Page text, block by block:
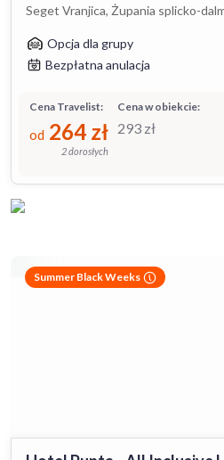
Seget Vranjica, Żupania splicko-
Opcja dla grupy
Bezpłatna anulacja
Cena w obiekcie:
293 zł
Cena Travelist:
od 264 zł
2 dorosłych
Summer Black Weeks